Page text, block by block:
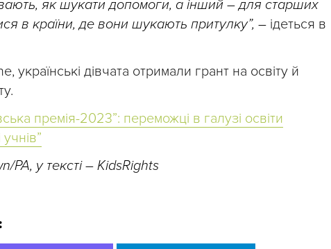
як шукати допомоги, а інший – для старших
в країни, де вони шукають притулку”, – ідеться в
українські дівчата отримали грант на освіту й
премія-2023”: переможці в галузі освіти
PA, у тексті – KidsRights